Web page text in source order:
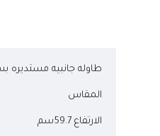
طاوله جانبيه
المقاس
الارتفاع 59.7سم